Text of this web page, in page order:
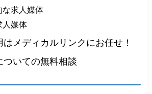
な求人媒体
人媒体
メディカルリンクにお任せ！
ついての無料相談